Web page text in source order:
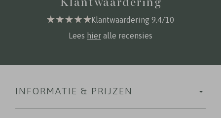
Klantwaardering 9.4/10
Lees hier alle recensies
INFORMATIE & PRIJZEN